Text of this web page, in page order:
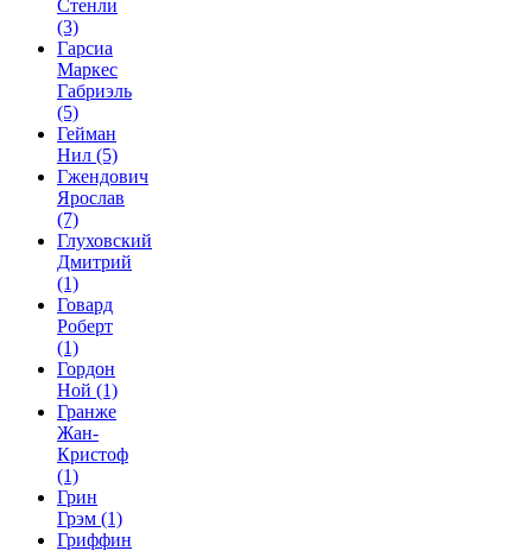
Стенли
(3)
Гарсиа
Маркес
Габриэль
(5)
Гейман
Нил (5)
Гжендович
Ярослав
(7)
Глуховский
Дмитрий
(1)
Говард
Роберт
(1)
Гордон
Ной (1)
Гранже
Жан-
Кристоф
(1)
Грин
Грэм (1)
Гриффин